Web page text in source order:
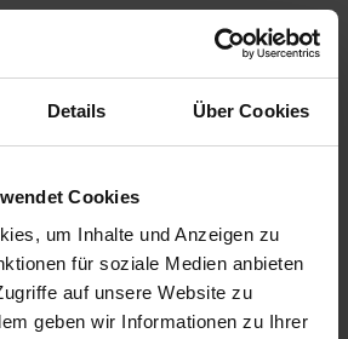
Details Über Cookies
Cookies
um Inhalte und Anzeigen zu
für soziale Medien anbieten
auf unsere Website zu
geben wir Informationen zu Ihrer